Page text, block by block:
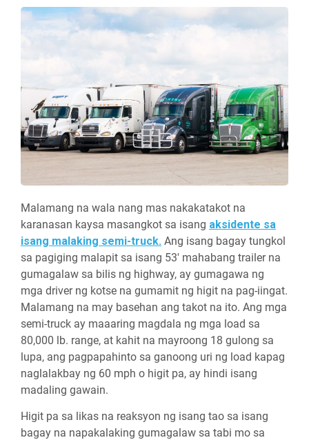
Malamang na wala nang mas nakakatakot na
karanasan kaysa masangkot sa isang aksidente sa
isang malaking semi-truck. Ang isang bagay tungkol
sa pagiging malapit sa isang 53' mahabang trailer na
gumagalaw sa bilis ng highway, ay gumagawa ng
mga driver ng kotse na gumamit ng higit na pag-iingat.
Malamang na may basehan ang takot na ito. Ang mga
semi-truck ay maaaring magdala ng mga load sa
80,000 lb. range, at kahit na mayroong 18 gulong sa
lupa, ang pagpapahinto sa ganoong uri ng load kapag
naglalakbay ng 60 mph o higit pa, ay hindi isang
madaling gawain.
Higit pa sa likas na reaksyon ng isang tao sa isang
bagay na napakalaking gumagalaw sa tabi mo sa